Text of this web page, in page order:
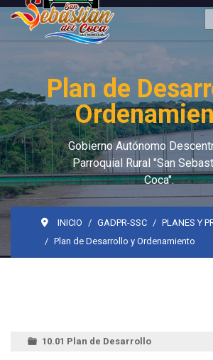
Plan de
Gobierno Autónomo
Parroquial Rural "San
Coca".
INICIO GADPR-SSC
PLANES Y
Plan de Desarrollo y Ordenamiento
10.01 Plan de Desarrollo